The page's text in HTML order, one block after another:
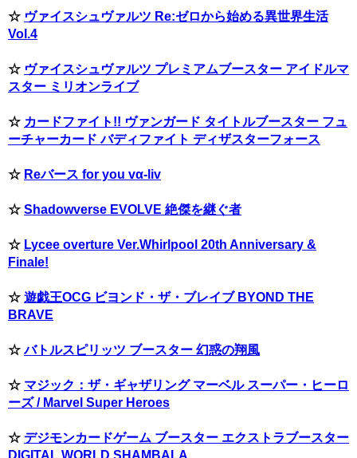
☆ ヴァイスシュヴァルツ Re:ゼロから始める異世界生活
Vol.4
☆ ヴァイスシュヴァルツ プレミアムブースター アイドルマ
スター ミリオンライブ
☆ カードファイト!! ヴァンガード タイトルブースター フュ
ーチャーカード バディファイト ディザスターフォース
☆ Reバース for you vα-liv
☆ Shadowverse EVOLVE 絶傑を継ぐ者
☆ Lycee overture Ver.Whirlpool 20th Anniversary &
Finale!
☆ 遊戯王OCG ビヨンド・ザ・ブレイブ BYOND THE
BRAVE
☆ バトルスピリッツ ブースター 幻惑の翔風
☆ マジック：ザ・ギャザリング マーベル スーパー・ヒーロ
ーズ / Marvel Super Heroes
☆ デジモンカードゲーム ブースター エクストラブースター
DIGITAL WORLD SHAMBALA